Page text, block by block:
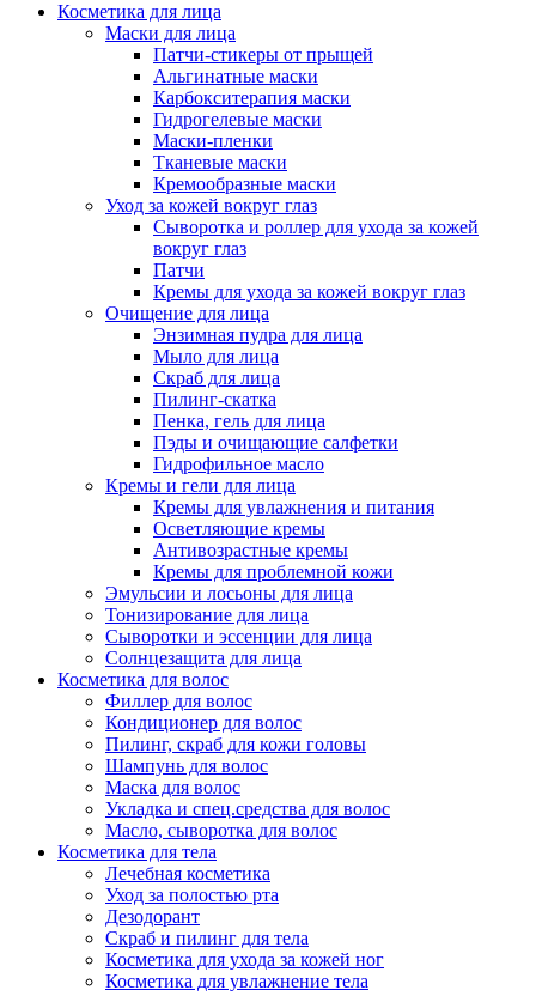
Косметика для лица
Маски для лица
Патчи-стикеры от прыщей
Альгинатные маски
Карбокситерапия маски
Гидрогелевые маски
Маски-пленки
Тканевые маски
Кремообразные маски
Уход за кожей вокруг глаз
Сыворотка и роллер для ухода за кожей
вокруг глаз
Патчи
Кремы для ухода за кожей вокруг глаз
Очищение для лица
Энзимная пудра для лица
Мыло для лица
Скраб для лица
Пилинг-скатка
Пенка, гель для лица
Пэды и очищающие салфетки
Гидрофильное масло
Кремы и гели для лица
Кремы для увлажнения и питания
Осветляющие кремы
Антивозрастные кремы
Кремы для проблемной кожи
Эмульсии и лосьоны для лица
Тонизирование для лица
Сыворотки и эссенции для лица
Солнцезащита для лица
Косметика для волос
Филлер для волос
Кондиционер для волос
Пилинг, скраб для кожи головы
Шампунь для волос
Маска для волос
Укладка и спец.средства для волос
Масло, сыворотка для волос
Косметика для тела
Лечебная косметика
Уход за полостью рта
Дезодорант
Скраб и пилинг для тела
Косметика для ухода за кожей ног
Косметика для увлажнение тела